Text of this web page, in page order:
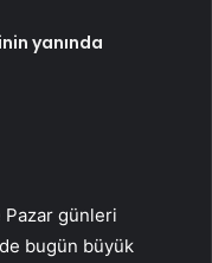
yanında
Pazar günleri
bugün büyük